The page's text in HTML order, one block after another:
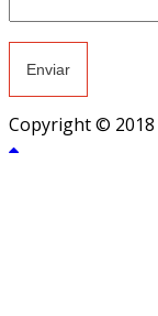
Copyright © 2018